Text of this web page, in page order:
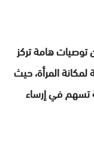
توصيات هامة تركز
لمكانة المرأة، حيث
تسهم في إرساء